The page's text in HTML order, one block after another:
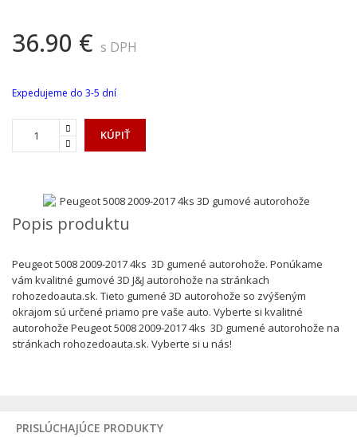
36.90 € s DPH
Expedujeme do 3-5 dní
KÚPIŤ
Popis produktu
Peugeot 5008 2009-2017 4ks 3D gumené autorohože. Ponúkame
vám kvalitné gumové 3D J&J autorohože na stránkach
rohozedoauta.sk. Tieto gumené 3D autorohože so zvýšeným
okrajom sú určené priamo pre vaše auto. Vyberte si kvalitné
autorohože Peugeot 5008 2009-2017 4ks 3D gumené autorohože na
stránkach rohozedoauta.sk. Vyberte si u nás!
PRISLÚCHAJÚCE PRODUKTY